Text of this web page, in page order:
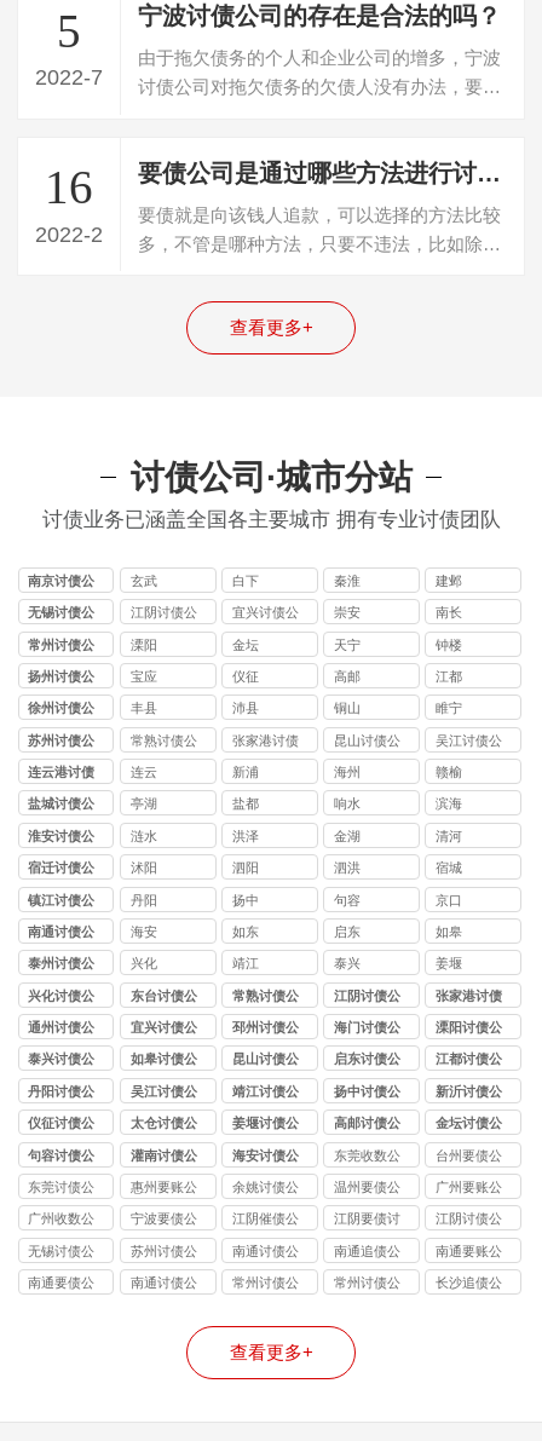
5
2022-7
宁波讨债公司的存在是合法的吗？
由于拖欠债务的个人和企业公司的增多，宁波
讨债公司对拖欠债务的欠债人没有办法，要不
16
2022-2
要债公司是通过哪些方法进行讨债？
要债就是向该钱人追款，可以选择的方法比较
多，不管是哪种方法，只要不违法，比如除了
查看更多+
讨债公司·城市分站
讨债业务已涵盖全国各主要城市 拥有专业讨债团队
南京讨债公
司
玄武 白下 秦淮 建邺
无锡讨债公
司
江阴讨债公
司
宜兴讨债公
司
崇安 南长
常州讨债公
司
溧阳 金坛 天宁 钟楼
扬州讨债公
司
宝应 仪征 高邮 江都
徐州讨债公
司
丰县 沛县 铜山 睢宁
苏州讨债公
司
常熟讨债公
司
张家港讨债
公司
昆山讨债公
司
吴江讨债公
司
连云港讨债
公司
连云 新浦 海州 赣榆
盐城讨债公
司
亭湖 盐都 响水 滨海
淮安讨债公
司
涟水 洪泽 金湖 清河
宿迁讨债公
司
沭阳 泗阳 泗洪 宿城
镇江讨债公
司
丹阳 扬中 句容 京口
南通讨债公
司
海安 如东 启东 如皋
泰州讨债公
司
兴化 靖江 泰兴 姜堰
兴化讨债公
司
东台讨债公
司
常熟讨债公
司
江阴讨债公
司
张家港讨债
公司
通州讨债公
司
宜兴讨债公
司
邳州讨债公
司
海门讨债公
司
溧阳讨债公
司
泰兴讨债公
司
如皋讨债公
司
昆山讨债公
司
启东讨债公
司
江都讨债公
司
丹阳讨债公
司
吴江讨债公
司
靖江讨债公
司
扬中讨债公
司
新沂讨债公
司
仪征讨债公
司
太仓讨债公
司
姜堰讨债公
司
高邮讨债公
司
金坛讨债公
司
句容讨债公
司
灌南讨债公
司
海安讨债公
司
东莞收数公
司
台州要债公
司
东莞讨债公
司
惠州要账公
司
余姚讨债公
司
温州要债公
司
广州要账公
司
广州收数公
司
宁波要债公
司
江阴催债公
司服务
江阴要债讨
账公司
江阴讨债公
司
无锡讨债公
司
苏州讨债公
司
南通讨债公
司
南通追债公
司
南通要账公
司
南通要债公
南通讨债公
常州讨债公
常州讨债公
长沙追债公
查看更多+